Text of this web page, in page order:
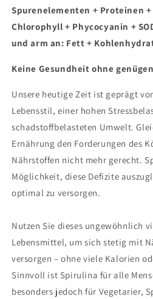
Spurenelementen + Proteinen
Chlorophyll + Phycocyanin +
und arm an: Fett +
Keine Gesundheit ohne
Unsere heutige Zeit ist geprägt
Lebensstil, einer hohen
schadstoffbelasteten Umwelt.
Ernährung den Forderungen des
Nährstoffen nicht mehr gerecht.
Möglichkeit, diese Defizite
optimal zu versorgen.
Nutzen Sie dieses ungewöhnlich
Lebensmittel, um sich stetig mit
versorgen – ohne viele Kalorien
Sinnvoll ist Spirulina für alle
besonders jedoch für Vegetarier,